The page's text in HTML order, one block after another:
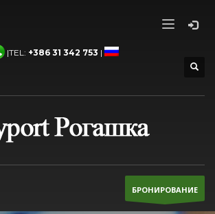
|TEL: +386 31 342 753 |
БРОНИРОВАНИЕ